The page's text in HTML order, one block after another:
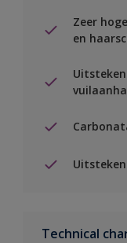
Zeer
en
Technical